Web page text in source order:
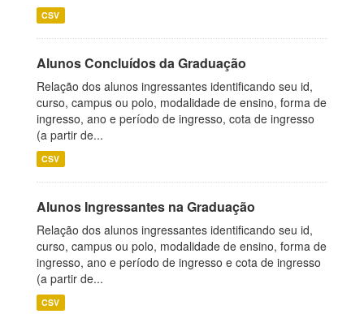
CSV
Alunos Concluídos da Graduação
Relação dos alunos ingressantes identificando seu id,
curso, campus ou polo, modalidade de ensino, forma de
ingresso, ano e período de ingresso, cota de ingresso
(a partir de...
CSV
Alunos Ingressantes na Graduação
Relação dos alunos ingressantes identificando seu id,
curso, campus ou polo, modalidade de ensino, forma de
ingresso, ano e período de ingresso e cota de ingresso
(a partir de...
CSV